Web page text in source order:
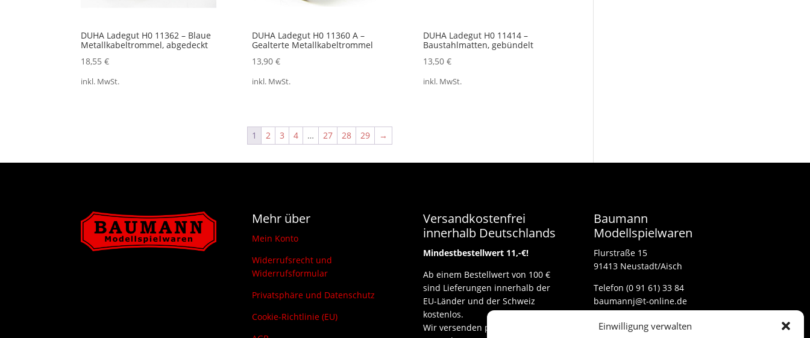
Einwilligung verwalten
DUHA Ladegut H0 11362 – Blaue
Metallkabeltrommel, abgedeckt
18,55€
inkl. MwSt.
DUHA Ladegut H0 11360 A –
Gealterte Metallkabeltrommel
13,90 €
inkl. MwSt.
DUHA Ladegut H0 11414 –
Baustahlmatten, gebündelt
13,50 €
inkl. MwSt.
1 2 3 4 … 27 28 29 →
Mehr über
Mein Konto
Widerrufsrecht und
Widerrufsformular
Privatsphäre und Datenschutz
Cookie-Richtlinie (EU)
Versandkostenfrei
innerhalb Deutschlands
Mindestbestellwert 11,-€!
Ab einem Bestellwert von 100 €
sind Lieferungen innerhalb der
EU-Länder und der Schweiz
kostenlos.
Wir versenden per DHL und
Baumann
Modellspielwaren
Flurstraße 15
91413 Neustadt/Aisch
Telefon (0 91 61) 33 84
baumannj@t-online.de